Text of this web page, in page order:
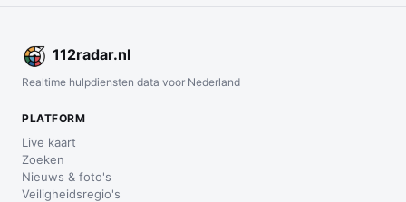
112radar.nl
Realtime hulpdiensten data voor Nederland
PLATFORM
Live kaart
Zoeken
Nieuws & foto's
Veiligheidsregio's